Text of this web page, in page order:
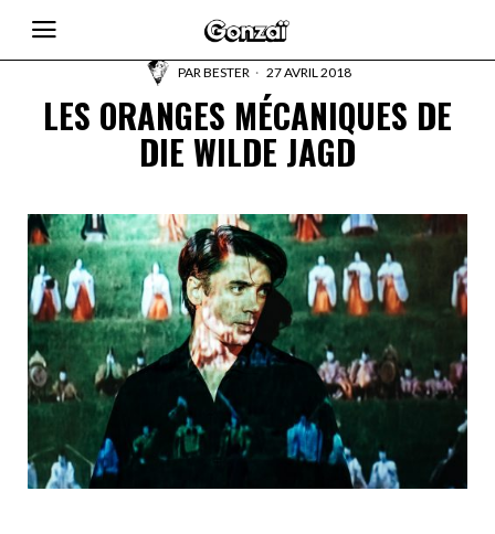
PARBESTER 27 AVRIL 2018
LES ORANGES MÉCANIQUES DE
DIE WILDE JAGD